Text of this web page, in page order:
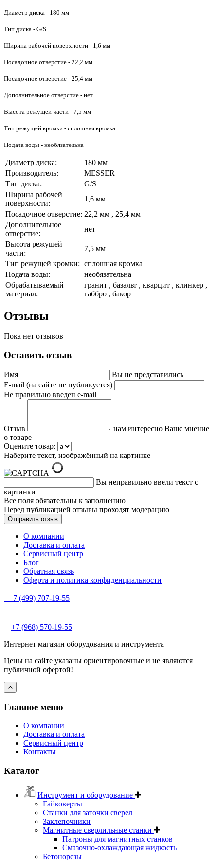
Диаметр диска - 180 мм
Тип диска - G/S
Ширина рабочей поверхности - 1,6 мм
Посадочное отверстие - 22,2 мм
Посадочное отверстие - 25,4 мм
Дополнительное отверстие - нет
Высота режущей части - 7,5 мм
Тип режущей кромки - сплошная кромка
Подача воды - необязательна
Диаметр диска:
180 мм
Производитель:
MESSER
Тип диска:
G/S
Ширина рабочей
поверхности:
1,6 мм
Посадочное отверстие: 22,2 мм , 25,4 мм
Дополнительное
отверстие:
нет
Высота режущей
части:
7,5 мм
Тип режущей кромки: сплошная кромка
Подача воды:
необязательна
Обрабатываемый
материал:
гранит , базальт , кварцит , клинкер ,
габбро , бакор
Отзывы
Пока нет отзывов
Оставить отзыв
Имя
Вы не представились
E-mail (на сайте не публикуется)
Не правильно введен e-mail
Отзыв
нам интересно Ваше мнение
о товаре
Оцените товар:
Наберите текст, изображённый на картинке
Вы неправильно ввели текст с
картинки
Все поля обязательны к заполнению
Перед публикацией отзывы проходят модерацию
О компании
Доставка и оплата
Сервисный центр
Блог
Обратная связь
Оферта и политика конфиденциальности
+7 (499) 707-19-55
+7 (968) 570-19-55
Интернет магазин оборудования и инструмента
Цены на сайте указаны ориентировочные и не являются
публичной офертой!
Главное меню
О компании
Доставка и оплата
Сервисный центр
Контакты
Каталог
Инструмент и оборудование
Гайковерты
Станки для заточки сверел
Заклепочники
Магнитные сверлильные станки
Патроны для магнитных станков
Смазочно-охлаждающая жидкость
Бетонорезы